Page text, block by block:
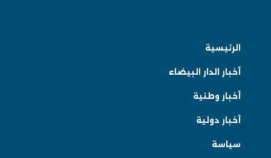
الرئيسية
أخبار الدار البيضاء
أخبار وطنية
أخبار دولية
سياسة